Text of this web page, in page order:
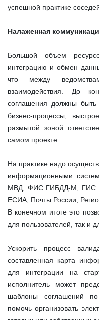
успешной практике
Налаженная
Большой объем
интеграцию и обмен
что между
взаимодействия. До
соглашения должны
бизнес-процессы,
размытой зоной
самом проекте.
На практике надо
информационными
МВД, ФИС ГИБДД-М, ГИС
ЕСИА, Почты России,
В конечном итоге это
для пользователей, так и
Ускорить процесс
составленная карта
для интеграции на
исполнитель может
шаблоны соглашений
помочь организовать